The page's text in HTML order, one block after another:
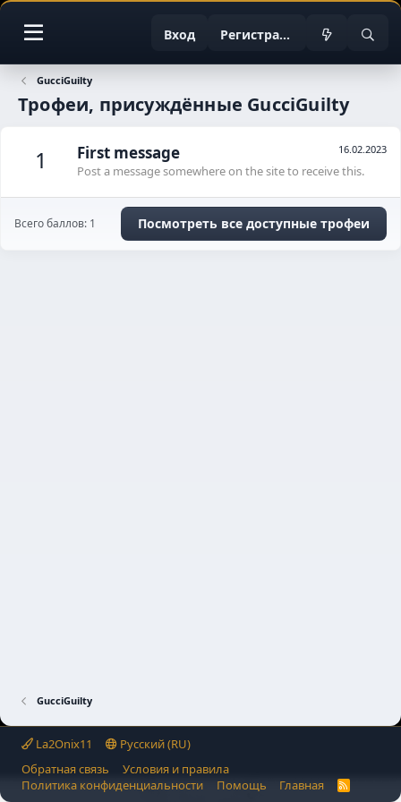
Вход Регистрация
GucciGuilty
Трофеи, присуждённые GucciGuilty
1 16.02.2023
First message
Post a message somewhere on the site to receive this.
Всего баллов: 1 Посмотреть все доступные трофеи
GucciGuilty
La2Onix11
Русский (RU)
Обратная связь
Условия и правила
Политика конфиденциальности
Помощь Главная
R